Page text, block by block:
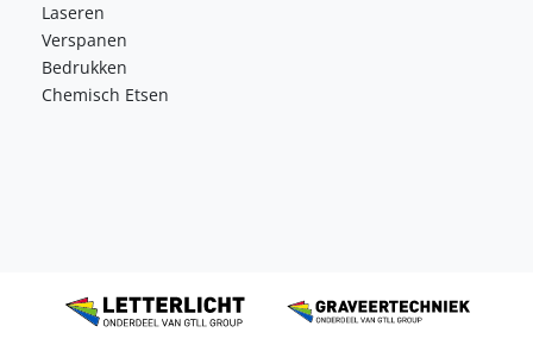
Laseren
Verspanen
Bedrukken
Chemisch Etsen